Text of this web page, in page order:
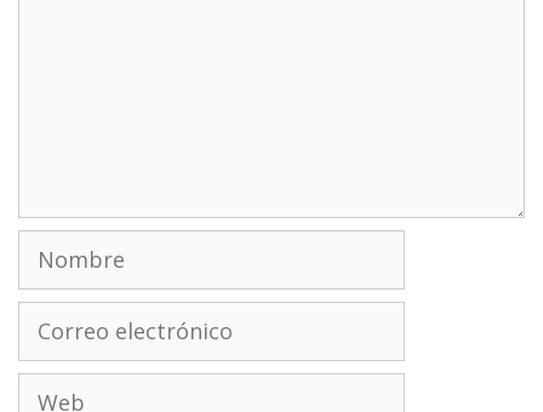
Nombre
electrónico